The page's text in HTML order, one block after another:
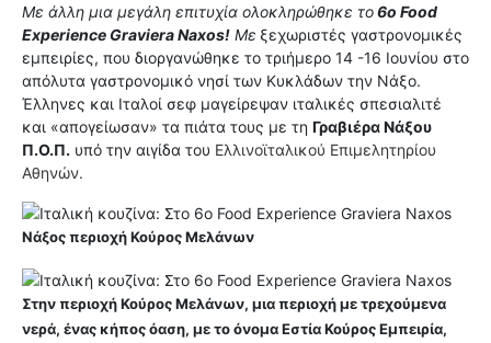
Mε άλλη μια μεγάλη επιτυχία ολοκληρώθηκε το6ο Food
Experience Graviera Naxos! Με ξεχωριστές γαστρονομικές
εμπειρίες, που διοργανώθηκε το τριήμερο 14 -16 Ιουνίου στο
απόλυτα γαστρονομικό νησί των Κυκλάδων την Νάξο.
Έλληνες και Ιταλοί σεφ μαγείρεψαν ιταλικές σπεσιαλιτέ
και «απογείωσαν» τα πιάτα τους με τη Γραβιέρα Νάξου
Π.Ο.Π. υπό την αιγίδα του Ελλινοϊταλικού Επιμελητηρίου
Αθηνών.
Νάξος περιοχή Κούρος Μελάνων
Στην περιοχή Κούρος Μελάνων, μια περιοχή με τρεχούμενα
νερά, ένας κήπος όαση, με το όνομα Εστία Κούρος Εμπειρία,